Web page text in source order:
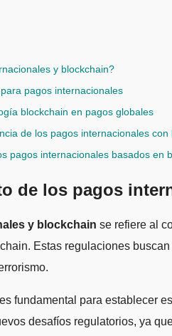
y blockchain?
pagos internacionales
blockchain en pagos globales
de los pagos internacionales con
pagos internacionales basados en
de los pagos
y blockchain se refiere al
Estas regulaciones
fundamental para establecer
desafíos regulatorios, ya